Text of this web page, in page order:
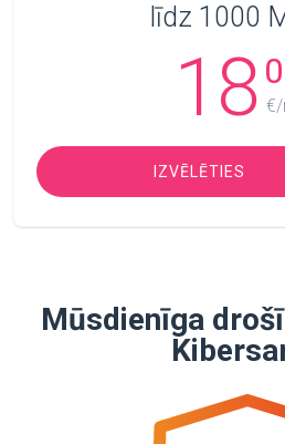
līdz 1000
18 €/
IZVĒLĒTIES
Mūsdienīga